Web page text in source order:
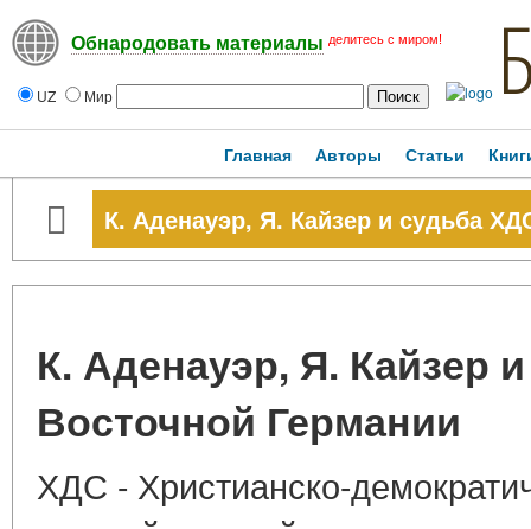
Обнародовать материалы делитесь с миром!
UZ Мир
Главная Авторы Статьи
К. Аденауэр, Я. Кайзер и судьба
К. Аденауэр, Я. Кайзер
Восточной Германии
ХДС - Христианско-